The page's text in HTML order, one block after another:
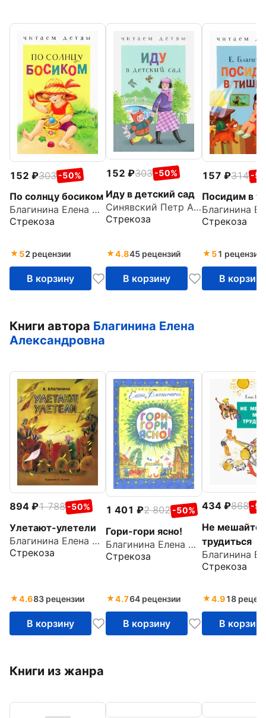
152 303 -50%
По солнцу босиком
Благинина Елена Александровна
Стрекоза
52 рецензии
В корзину
152 303 -50%
Иду в детский сад
Синявский Петр Алексеевич
Стрекоза
4.845 рецензий
В корзину
157 314 -
Посидим в
Стрекоза
51 рецензия
В корзину
Книги автора Благинина Елена
Александровна
894 1 788 -50%
Улетают-улетели
Благинина Елена Александровна
Стрекоза
4.683 рецензии
В корзину
1 401 2 802 -50%
Гори-гори ясно!
Благинина Елена Александровна
Стрекоза
4.764 рецензии
В корзину
434 868 -
Не мешайте
трудиться
Стрекоза
4.918
В корзину
Книги из жанра